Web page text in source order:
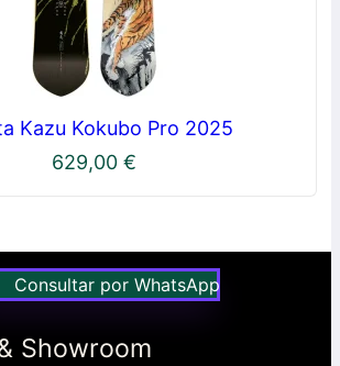
Kazu Kokubo Pro 2025
629,00 €
Consultar por WhatsApp
Showroom